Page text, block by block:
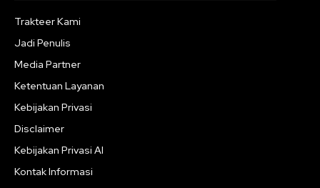
Trakteer Kami
Jadi Penulis
Media Partner
Ketentuan Layanan
Kebijakan Privasi
Disclaimer
Kebijakan Privasi AI
Kontak Informasi